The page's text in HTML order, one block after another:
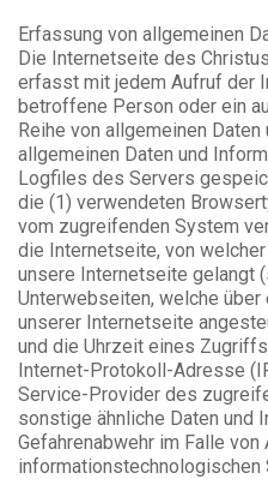
Erfassung von allgemeinen
Die Internetseite des
erfasst mit jedem Aufruf der
betroffene Person oder ein
Reihe von allgemeinen
allgemeinen Daten und
Logfiles des Servers
die (1) verwendeten
vom zugreifenden System
die Internetseite, von
unsere Internetseite gelangt
Unterwebseiten, welche
unserer Internetseite
und die Uhrzeit eines
Internet-Protokoll-Adresse
Service-Provider des
sonstige ähnliche Daten und
Gefahrenabwehr im Falle
informationstechnologischen